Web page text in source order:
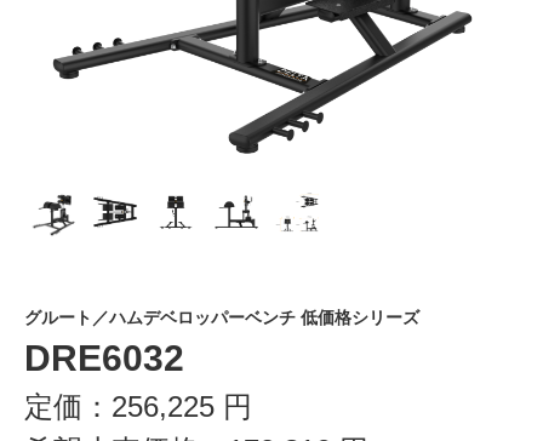
グルート／ハムデベロッパーベンチ 低価格シリーズ
DRE6032
定価： 256,225 円